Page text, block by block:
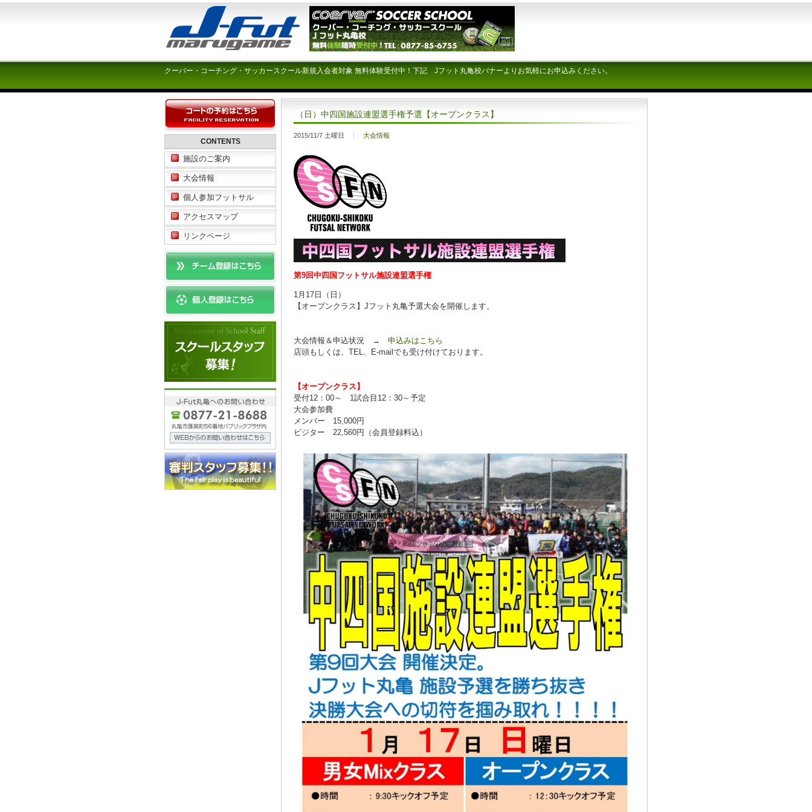
クーバー・コーチング・サッカースクール新規入会者対象 無料体験受付中！下記 Jフット丸亀校バナーよりお気軽にお申込みください。
（日）中四国施設連盟選手権予選【オープンクラス】
2015/11/7 土曜日 大会情報
第9回中四国フットサル施設連盟選手権
1月17日（日）
【オープンクラス】Jフット丸亀予選大会を開催します。
大会情報＆申込状況 → 申込みはこちら
店頭もしくは、TEL、E-mailでも受け付けております。
【オープンクラス】
受付12：00～ 1試合目12：30～予定
大会参加費
メンバー 15,000円
ビジター 22,560円（会員登録料込）
CONTENTS
施設のご案内
大会情報
個人参加フットサル
アクセスマップ
リンクページ